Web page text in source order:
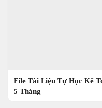
File Tài Liệu Tự Học Kế
5 Tháng